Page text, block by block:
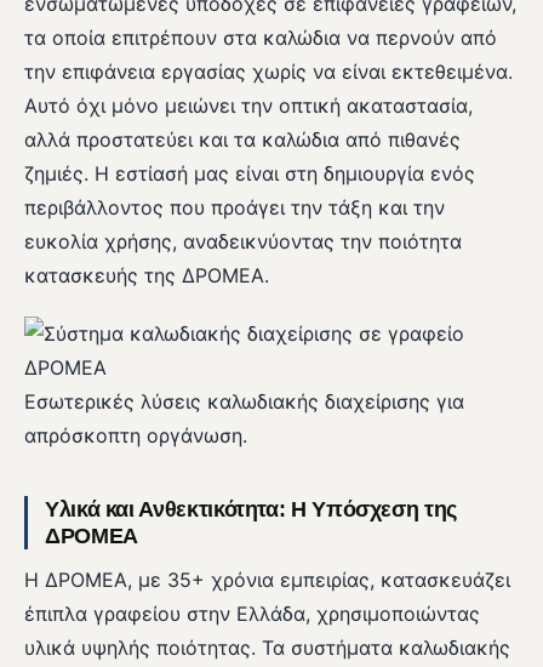
τα οποία επιτρέπουν στα καλώδια να περνούν από
την επιφάνεια εργασίας χωρίς να είναι εκτεθειμένα.
Αυτό όχι μόνο μειώνει την οπτική ακαταστασία,
αλλά προστατεύει και τα καλώδια από πιθανές
ζημιές. Η εστίασή μας είναι στη δημιουργία ενός
περιβάλλοντος που προάγει την τάξη και την
ευκολία χρήσης, αναδεικνύοντας την ποιότητα
κατασκευής της ΔΡΟΜΕΑ.
Εσωτερικές λύσεις καλωδιακής διαχείρισης για
απρόσκοπτη οργάνωση.
Υλικά και Ανθεκτικότητα: Η Υπόσχεση της
ΔΡΟΜΕΑ
Η ΔΡΟΜΕΑ, με 35+ χρόνια εμπειρίας, κατασκευάζει
έπιπλα γραφείου στην Ελλάδα, χρησιμοποιώντας
υλικά υψηλής ποιότητας. Τα συστήματα καλωδιακής